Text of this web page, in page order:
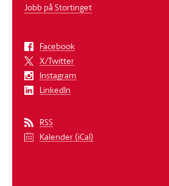
Jobb på Stortinget
Facebook
X/Twitter
Instagram
LinkedIn
RSS
Kalender (iCal)